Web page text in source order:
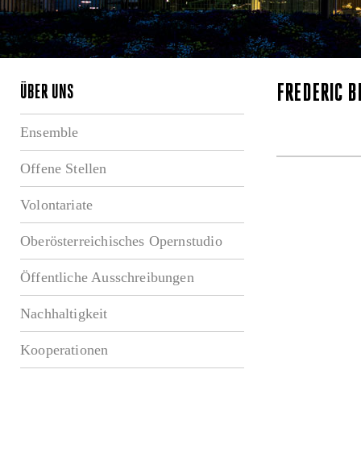
ÜBER UNS
Ensemble
Offene Stellen
Volontariate
Oberösterreichisches Opernstudio
Öffentliche Ausschreibungen
Nachhaltigkeit
Kooperationen
FRÉDÉRIC